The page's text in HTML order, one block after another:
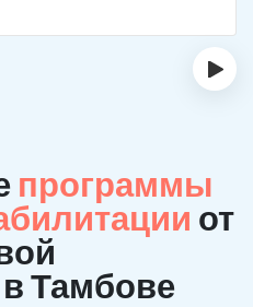
›
программы
от
Тамбове